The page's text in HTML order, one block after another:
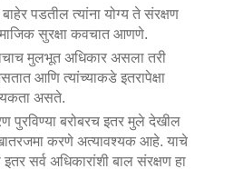
पडतील त्यांना योग्य ते संरक्षण
सुरक्षा कवचात आणणे.
मुलभूत अधिकार असला तरी
आणि त्यांच्याकडे इतरापेक्षा
असते.
पुरविण्या बरोबरच इतर मुले देखील
करणे अत्यावश्यक आहे. याचे
सर्व अधिकारांशी बाल संरक्षण हा